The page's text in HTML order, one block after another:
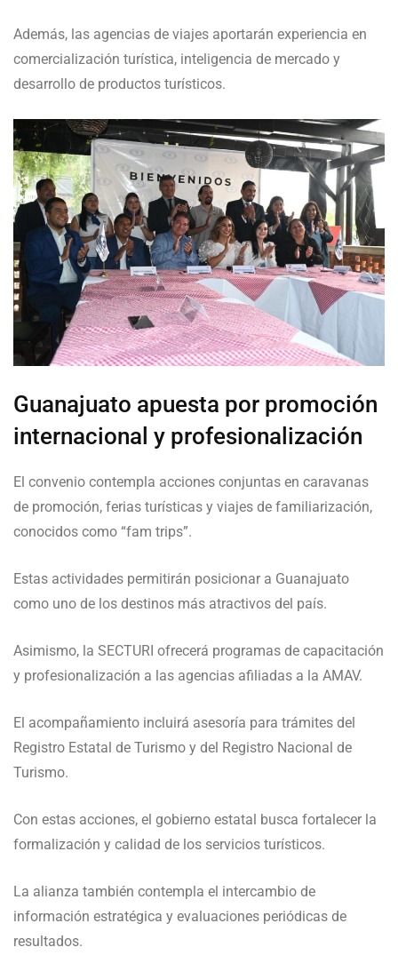
Además, las agencias de viajes aportarán experiencia en
comercialización turística, inteligencia de mercado y
desarrollo de productos turísticos.
Guanajuato apuesta por promoción
internacional y profesionalización
El convenio contempla acciones conjuntas en caravanas
de promoción, ferias turísticas y viajes de familiarización,
conocidos como “fam trips”.
Estas actividades permitirán posicionar a Guanajuato
como uno de los destinos más atractivos del país.
Asimismo, la SECTURI ofrecerá programas de capacitación
y profesionalización a las agencias afiliadas a la AMAV.
El acompañamiento incluirá asesoría para trámites del
Registro Estatal de Turismo y del Registro Nacional de
Turismo.
Con estas acciones, el gobierno estatal busca fortalecer la
formalización y calidad de los servicios turísticos.
La alianza también contempla el intercambio de
información estratégica y evaluaciones periódicas de
resultados.